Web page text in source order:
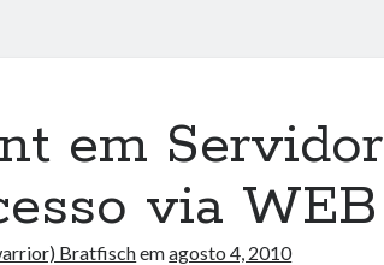
em Servidor
via WEB
Bratfischemagosto 4, 2010